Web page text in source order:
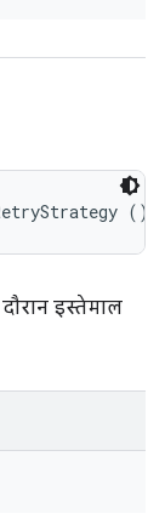
()
इस्तेमाल